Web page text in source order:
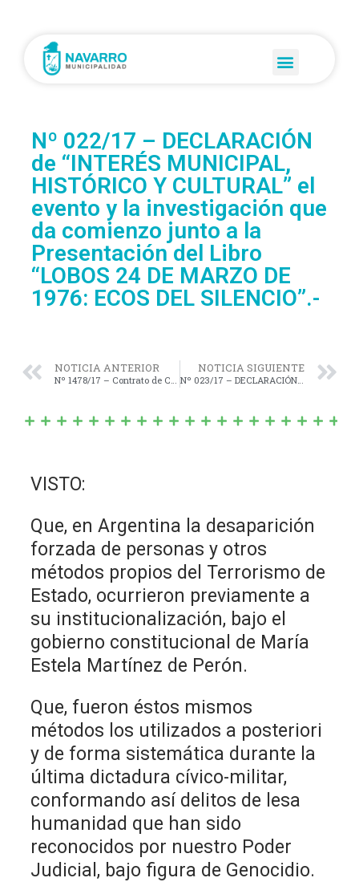
Nº 022/17 – DECLARACIÓN
de “INTERÉS MUNICIPAL,
HISTÓRICO Y CULTURAL” el
evento y la investigación que
da comienzo junto a la
Presentación del Libro
“LOBOS 24 DE MARZO DE
1976: ECOS DEL SILENCIO”.-
NOTICIA ANTERIOR
Nº 1478/17 – Contrato de Comodato Suscripto con la Empresa EXADIGITAL S.R.L. (Red de Fibra Óptica en Navarro).-
NOTICIA SIGUIENTE
Nº 023/17 – DECLARACIÓN de “INTERÉS MUNICIPAL” la “1º Fiesta del Mate y las Tortas Negras”, a realizarse en Las Marianas, Partido de Navarro el día 12 de Noviembre del corriente año.-
VISTO:
Que, en Argentina la desaparición
forzada de personas y otros
métodos propios del Terrorismo de
Estado, ocurrieron previamente a
su institucionalización, bajo el
gobierno constitucional de María
Estela Martínez de Perón.
Que, fueron éstos mismos
métodos los utilizados a posteriori
y de forma sistemática durante la
última dictadura cívico-militar,
conformando así delitos de lesa
humanidad que han sido
reconocidos por nuestro Poder
Judicial, bajo figura de Genocidio.